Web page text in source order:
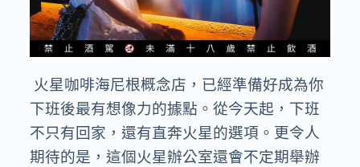
火星咖啡海尼根概念店，已經準備好成為你
下班後最有想像力的據點。從今天起，下班
不只有回家，還有直奔火星的選項。更令人
期待的是，這個火星辦公室還會不定期舉辦